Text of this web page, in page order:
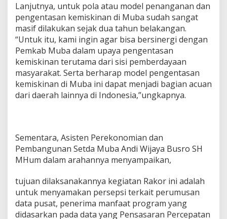
Lanjutnya, untuk pola atau model penanganan dan
pengentasan kemiskinan di Muba sudah sangat
masif dilakukan sejak dua tahun belakangan.
“Untuk itu, kami ingin agar bisa bersinergi dengan
Pemkab Muba dalam upaya pengentasan
kemiskinan terutama dari sisi pemberdayaan
masyarakat. Serta berharap model pengentasan
kemiskinan di Muba ini dapat menjadi bagian acuan
dari daerah lainnya di Indonesia,”ungkapnya.
Sementara, Asisten Perekonomian dan
Pembangunan Setda Muba Andi Wijaya Busro SH
MHum dalam arahannya menyampaikan,
tujuan dilaksanakannya kegiatan Rakor ini adalah
untuk menyamakan persepsi terkait perumusan
data pusat, penerima manfaat program yang
didasarkan pada data yang Pensasaran Percepatan